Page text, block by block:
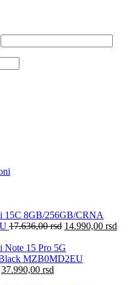
15C 8GB/256GB/CRNA
17.636,00rsd 14.990,00 rsd
Note 15 Pro 5G
MZB0MD2EU
37.990,00 rsd